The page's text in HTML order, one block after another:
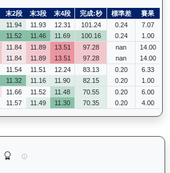
末2段 末3段 末4段 完成:秒 標準差 賽果
11.94 11.93 12.31 101.24 0.24
7.07
11.52 11.46 11.69 100.16 0.24 1.00
11.84 11.89 13.51 97.28 nan
14.00
11.84 11.89 13.51 97.28 nan 14.00
11.54 11.51 12.24 83.13 0.20
6.33
11.32 11.16 11.90 82.15 0.20 1.00
11.66 11.52 11.48 70.55 0.20
6.00
11.57 11.49 11.30 70.35 0.20 4.00
健康之星（G374）— 昔日賽果及分